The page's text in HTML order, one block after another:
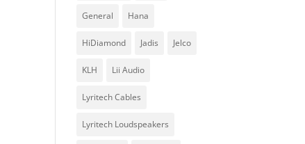
General Hana
HiDiamond Jadis Jelco
KLH Lii Audio
Lyritech Cables
Lyritech Loudspeakers